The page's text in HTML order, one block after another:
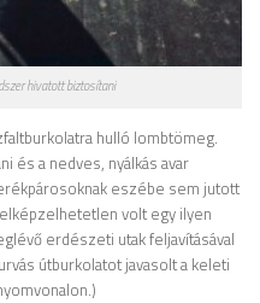
hivatott biztosítani
hulló lombtömeg.
és a nedves, nyálkás avar
eszébe sem jutott
volt egy ilyen
erdészeti utak feljavításával
útburkolatot javasolt a keleti